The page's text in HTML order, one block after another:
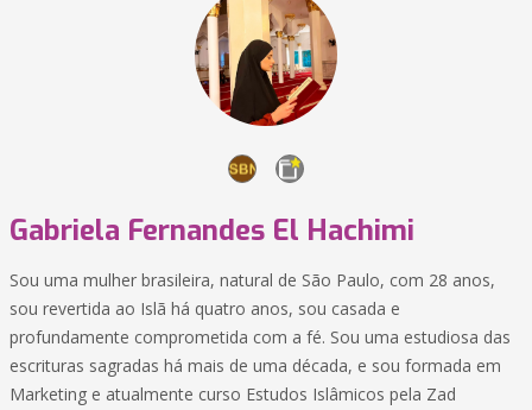
Gabriela Fernandes El Hachimi
Sou uma mulher brasileira, natural de São Paulo, com 28 anos,
sou revertida ao Islã há quatro anos, sou casada e
profundamente comprometida com a fé. Sou uma estudiosa das
escrituras sagradas há mais de uma década, e sou formada em
Marketing e atualmente curso Estudos Islâmicos pela Zad